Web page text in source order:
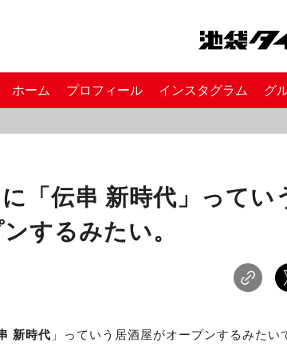
ホーム プロフィール インスタグラム グ
「伝串 新時代」ってい
するみたい。
新時代 」っていう居酒屋がオープンするみたい